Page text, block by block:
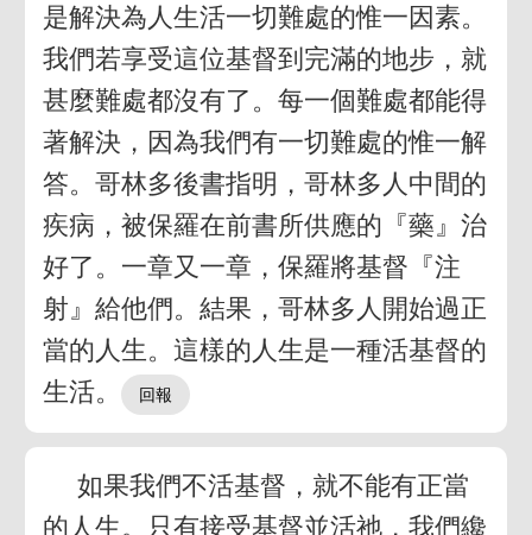
是解決為人生活一切難處的惟一因素。
我們若享受這位基督到完滿的地步，就
甚麼難處都沒有了。每一個難處都能得
著解決，因為我們有一切難處的惟一解
答。哥林多後書指明，哥林多人中間的
疾病，被保羅在前書所供應的『藥』治
好了。一章又一章，保羅將基督『注
射』給他們。結果，哥林多人開始過正
當的人生。這樣的人生是一種活基督的
生活。
如果我們不活基督，就不能有正當
的人生。只有接受基督並活祂，我們纔